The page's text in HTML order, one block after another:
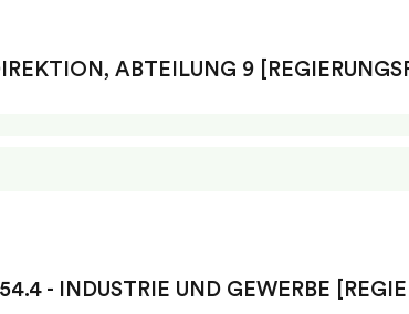
ABTEILUNG 9
- INDUSTRIE UND GEWERBE